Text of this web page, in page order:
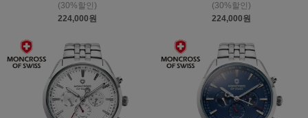
(30%할인)
224,000원
(30%할인)
224,000원